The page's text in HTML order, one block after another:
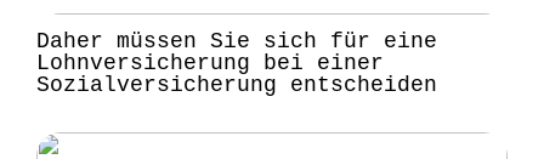
Daher müssen Sie sich für eine
Lohnversicherung bei einer
Sozialversicherung entscheiden